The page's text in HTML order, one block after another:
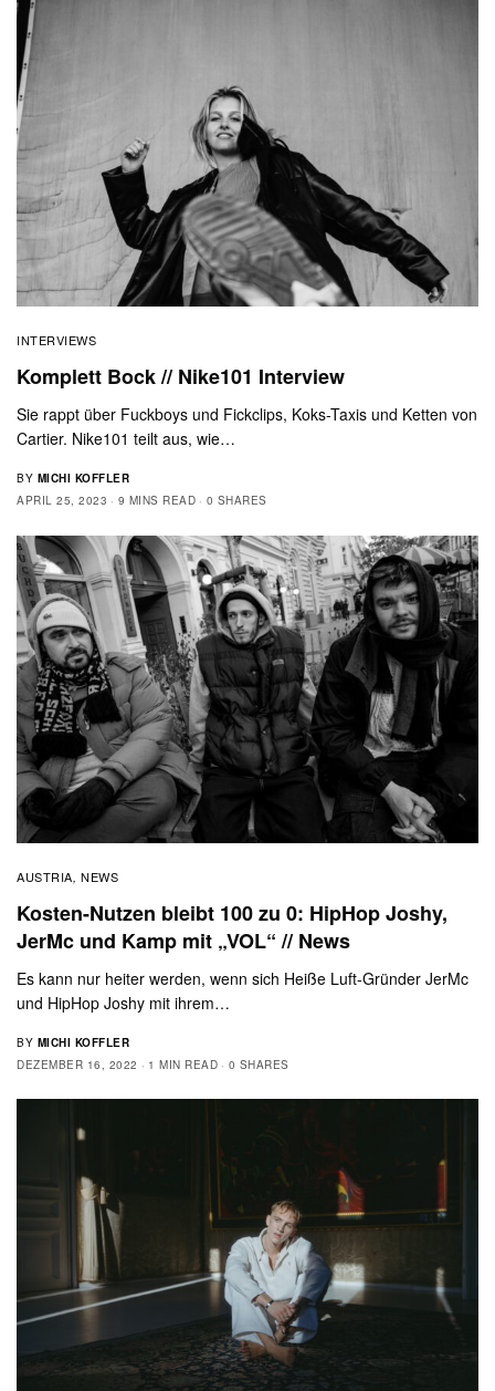
INTERVIEWS
Komplett Bock // Nike101 Interview
Sie rappt über Fuckboys und Fickclips, Koks-Taxis und Ketten von
Cartier. Nike101 teilt aus, wie…
BY MICHI KOFFLER
APRIL 25, 2023
9 MINS READ 0 SHARES
AUSTRIA, NEWS
Kosten-Nutzen bleibt 100 zu 0: HipHop Joshy,
JerMc und Kamp mit „VOL“ // News
Es kann nur heiter werden, wenn sich Heiße Luft-Gründer JerMc
und HipHop Joshy mit ihrem…
BY MICHI KOFFLER
DEZEMBER 16, 2022
1 MIN READ 0 SHARES